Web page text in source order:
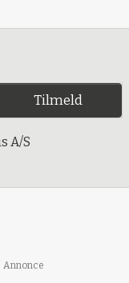
Tilmeld
A/S
Annonce